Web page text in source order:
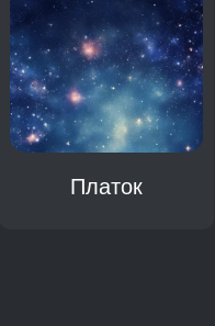
Платок